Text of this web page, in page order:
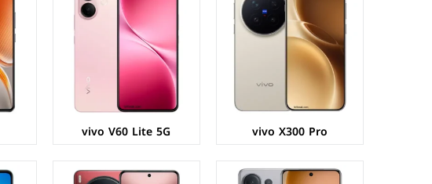
vivo X300 Pro
vivo V60 Lite 5G
الشاشة:
المعالج:
الكاميرات:خلفية 50+50+8 م.ب/ امامية 50 م.ب
الذاكرة+الرام:256/512 + 8/12 جيجابايت
نظام التشغيل:Android 15
البطارية:6500 مللي امبير - 90 واط
عرض المواصفات ←
الشاشة:
الكاميرات: خلفية 50+200+50 م.ب/ امامية 50 م.ب
الذاكرة+الرام:512/1024 + 16 جيجابايت
نظام التشغيل:Android 15
البطارية:6000 مللي امبير - 90 واط
عرض المواصفات ←
الشاشة:
المعالج:
نظام
عرض